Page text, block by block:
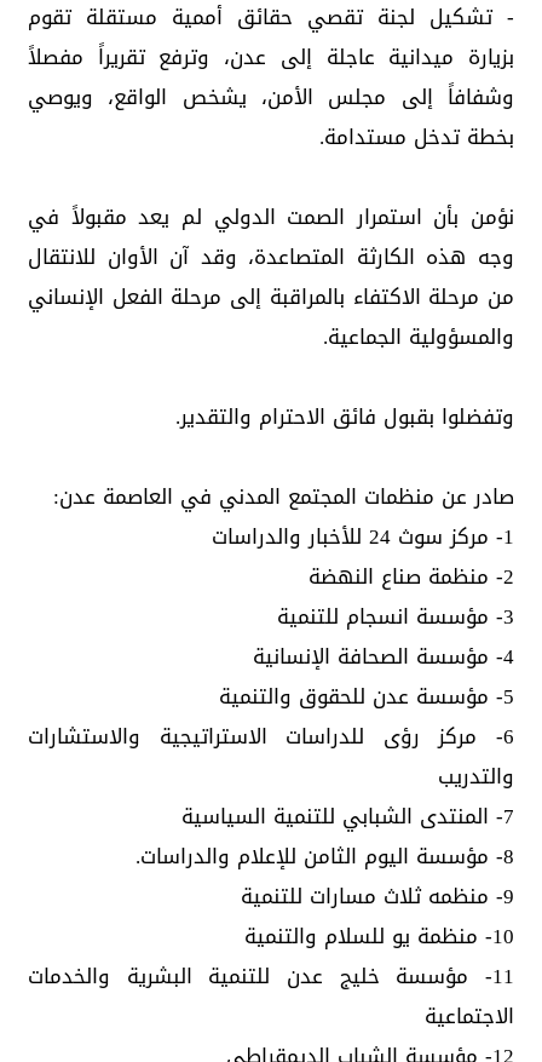
- تشكيل لجنة تقصي حقائق أممية مستقلة تقوم
بزيارة ميدانية عاجلة إلى عدن، وترفع تقريراً مفصلاً
وشفافاً إلى مجلس الأمن، يشخص الواقع، ويوصي
بخطة تدخل مستدامة.
نؤمن بأن استمرار الصمت الدولي لم يعد مقبولاً في
وجه هذه الكارثة المتصاعدة، وقد آن الأوان للانتقال
من مرحلة الاكتفاء بالمراقبة إلى مرحلة الفعل الإنساني
والمسؤولية الجماعية.
وتفضلوا بقبول فائق الاحترام والتقدير.
صادر عن منظمات المجتمع المدني في العاصمة عدن:
1- مركز سوث 24 للأخبار والدراسات
2- منظمة صناع النهضة
3- مؤسسة انسجام للتنمية
4- مؤسسة الصحافة الإنسانية
5- مؤسسة عدن للحقوق والتنمية
6- مركز رؤى للدراسات الاستراتيجية والاستشارات
والتدريب
7- المنتدى الشبابي للتنمية السياسية
8- مؤسسة اليوم الثامن للإعلام والدراسات.
9- منظمه ثلاث مسارات للتنمية
10- منظمة يو للسلام والتنمية
11- مؤسسة خليج عدن للتنمية البشرية والخدمات
الاجتماعية